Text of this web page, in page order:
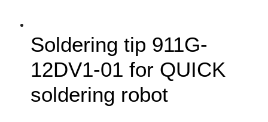
Soldering tip 911G-
12DV1-01 for QUICK
soldering robot